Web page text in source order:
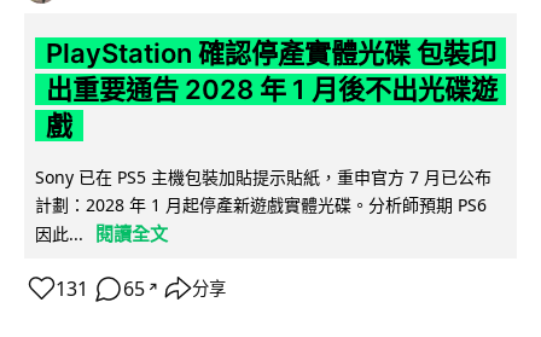
PlayStation 確認停產實體光碟 包裝印
出重要通告 2028 年 1 月後不出光碟遊
戲
Sony 已在 PS5 主機包裝加貼提示貼紙，重申官方 7 月已公布
計劃：2028 年 1 月起停產新遊戲實體光碟。分析師預期 PS6
因此...
閱讀全文
131 65 ↗ 分享